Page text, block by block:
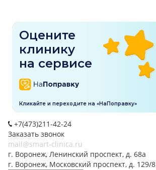
+7(473)211-42-24
Заказать звонок
mail@smart-clinica.ru
г. Воронеж, Ленинский проспект, д. 68а
г. Воронеж, Московский проспект, д. 129/8